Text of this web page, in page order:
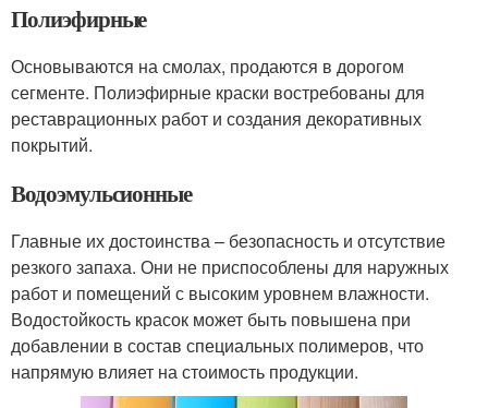
Полиэфирные
Основываются на смолах, продаются в дорогом
сегменте. Полиэфирные краски востребованы для
реставрационных работ и создания декоративных
покрытий.
Водоэмульсионные
Главные их достоинства – безопасность и отсутствие
резкого запаха. Они не приспособлены для наружных
работ и помещений с высоким уровнем влажности.
Водостойкость красок может быть повышена при
добавлении в состав специальных полимеров, что
напрямую влияет на стоимость продукции.